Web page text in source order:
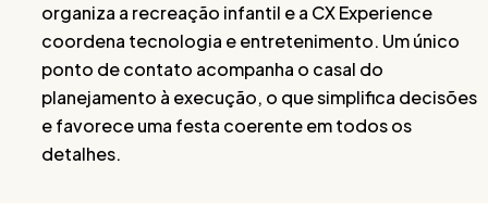
organiza a recreação infantil e a CX Experience
coordena tecnologia e entretenimento. Um único
ponto de contato acompanha o casal do
planejamento à execução, o que simplifica decisões
e favorece uma festa coerente em todos os
detalhes.